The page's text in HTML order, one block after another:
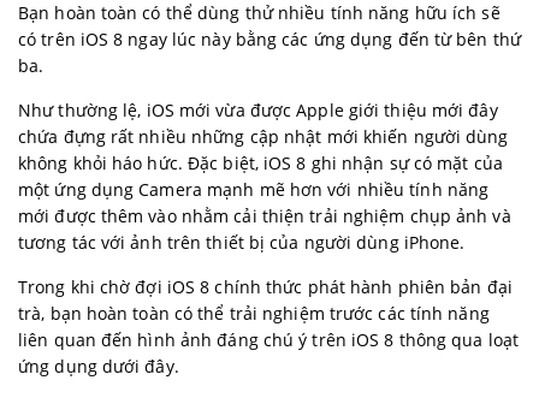
Bạn hoàn toàn có thể dùng thử nhiều tính năng hữu ích sẽ
có trên iOS 8 ngay lúc này bằng các ứng dụng đến từ bên thứ
ba.
Như thường lệ, iOS mới vừa đượcApplegiới thiệu mới đây
chứa đựng rất nhiều những cập nhật mới khiến người dùng
không khỏi háo hức. Đặc biệt, iOS 8 ghi nhận sự có mặt của
một ứng dụng Camera mạnh mẽ hơn với nhiều tính năng
mới được thêm vào nhằm cải thiện trải nghiệm chụp ảnh và
tương tác với ảnh trên thiết bị của người dùng iPhone.
Trong khi chờ đợi iOS 8 chính thức phát hành phiên bản đại
trà, bạn hoàn toàn có thể trải nghiệm trước các tính năng
liên quan đến hình ảnh đáng chú ý trên iOS 8 thông qua loạt
ứng dụng dưới đây.